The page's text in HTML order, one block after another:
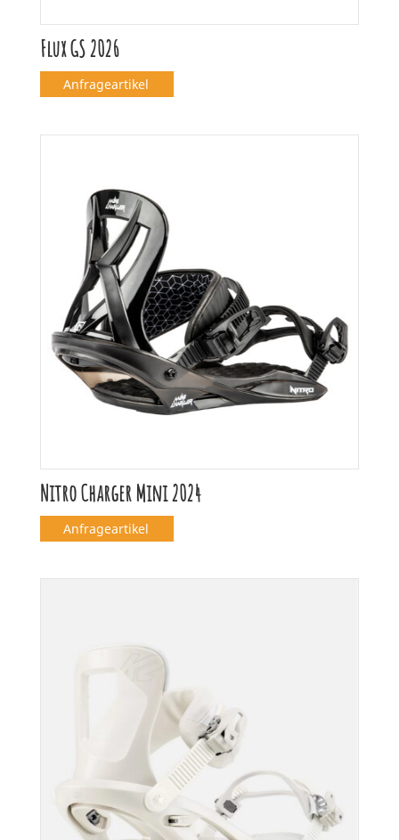
Flux GS 2026
Anfrageartikel
Nitro Charger Mini 2024
Anfrageartikel